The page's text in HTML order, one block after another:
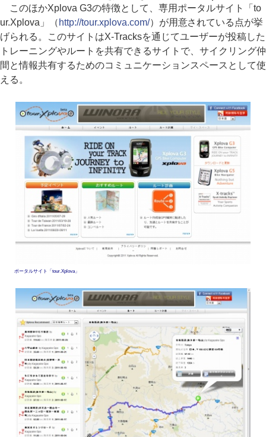
このほかXplova G3の特徴として、専用ポータルサイト「to
ur.Xplova」（ http://tour.xplova.com/）が用意されている点が挙
げられる。このサイトはX-Tracksを通じてユーザーが投稿した
トレーニングやルートを共有できるサイトで、サイクリング仲
間と情報共有するためのコミュニケーションスペースとして使
える。
ポータルサイト「tour.Xplova」